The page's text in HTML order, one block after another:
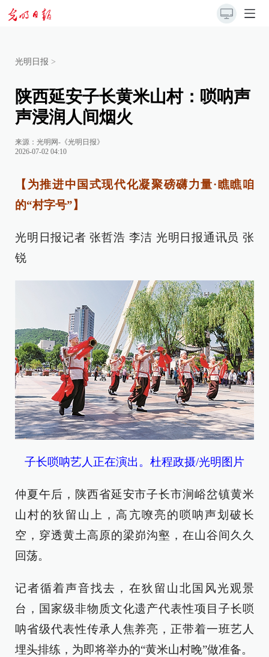
光明日报 >
陕西延安子长黄米山村：唢呐声
声浸润人间烟火
来源： 光明网-《光明日报》
2026-07-02 04:10
【为推进中国式现代化凝聚磅礴力量·瞧瞧咱
的“村字号”】
光明日报记者 张哲浩 李洁 光明日报通讯员 张
锐
子长唢呐艺人正在演出。杜程政摄/光明图片
仲夏午后，陕西省延安市子长市涧峪岔镇黄米
山村的狄留山上，高亢嘹亮的唢呐声划破长
空，穿透黄土高原的梁峁沟壑，在山谷间久久
回荡。
记者循着声音找去，在狄留山北国风光观景
台，国家级非物质文化遗产代表性项目子长唢
呐省级代表性传承人焦养亮，正带着一班艺人
埋头排练，为即将举办的“黄米山村晚”做准备。